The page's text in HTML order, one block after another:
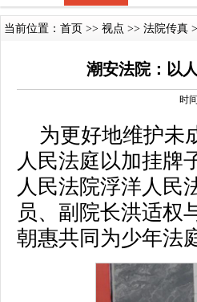
当前位置： 首页 >> 视点 >> 法院传真
潮安法院：以
时
为更好地维护未
人民法庭以加挂牌
人民法院浮洋人民
员、副院长洪适权
朝惠共同为少年法